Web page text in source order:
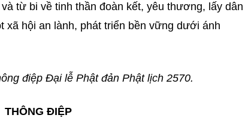
từ bi về tinh thần đoàn kết, yêu thương, lấy dân
xã hội an lành, phát triển bền vững dưới ánh
điệp Đại lễ Phật đản Phật lịch 2570.
THÔNG ĐIỆP